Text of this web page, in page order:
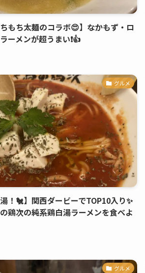
もち太麺のコラボ😍】なかもず・ロ
ーメンが超うまい❗️👍
グルメ
！🐔】関西ダービーでTOP10入り✨
鶏次の純系鶏白湯ラーメンを食べよ
グルメ